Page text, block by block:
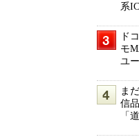
系
ド
モ
ユ
ま
信
「